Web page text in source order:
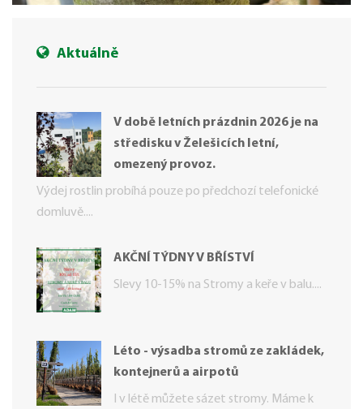
Aktuálně
V době letních prázdnin 2026 je na
středisku v Želešicích letní,
omezený provoz.
Výdej rostlin probíhá pouze po předchozí telefonické
domluvě....
AKČNÍ TÝDNY V BŘÍSTVÍ
Slevy 10-15% na Stromy a keře v balu....
Léto - výsadba stromů ze zakládek,
kontejnerů a airpotů
I v létě můžete sázet stromy. Máme k